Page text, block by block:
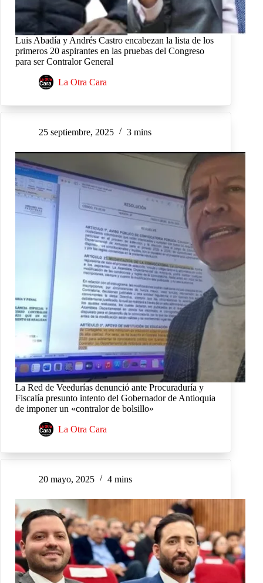
Luis Abadía y Andrés Castro encabezan la lista de los
primeros 20 aspirantes en las pruebas del Congreso
para ser Contralor General
La Otra Cara
25 septiembre, 2025 3 mins
La Red de Veedurías denunció ante Procuraduría y
Fiscalía presunto intento del Gobernador de Antioquia
de imponer un «contralor de bolsillo»
La Otra Cara
20 mayo, 2025 4 mins